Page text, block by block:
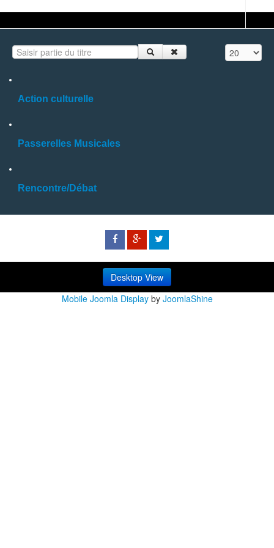
Saisir partie du titre Affichage #
Action culturelle
Passerelles Musicales
Rencontre/Débat
Desktop View
Mobile Joomla Displayby JoomlaShine